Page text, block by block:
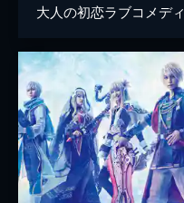
大人の初恋ラブコメディ